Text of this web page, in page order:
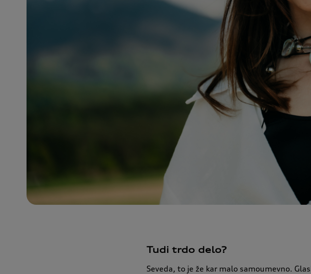
Tudi trdo delo?
Seveda, to je že kar malo samoumevno.